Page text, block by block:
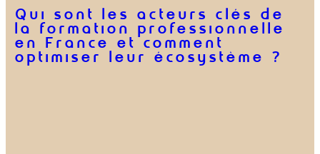
Qui sont les acteurs clés de
la formation professionnelle
en France et comment
optimiser leur écosystème ?